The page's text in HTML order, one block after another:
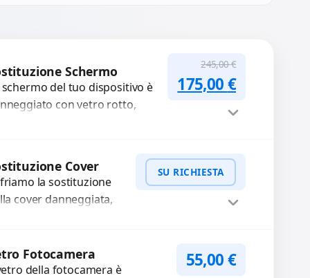
Schermo
schermo del tuo dispositivo è
con vetro rotto,
245,00€
Il prezzo originale
175,00€Il prezzo
Cover
la sostituzione
cover danneggiata,
Ripristiniamo
estetico e...
SU RICHIESTA
Preventivo
Fotocamera
della fotocamera è
55,00€